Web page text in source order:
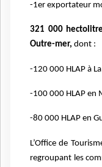
-1er exportateur
321 000
Outre-mer, dont :
-120 000 HLAP à
-100 000 HLAP en
-80 000 HLAP en
L’Office de
regroupant les